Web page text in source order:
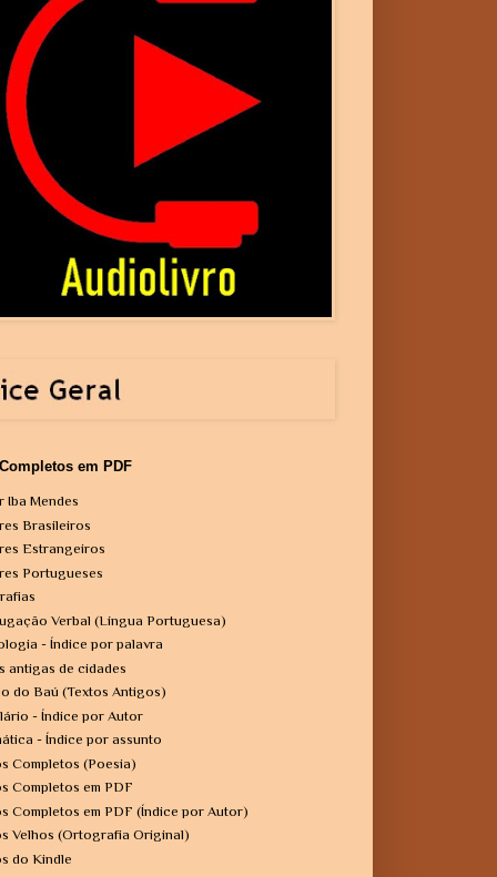
em PDF
Iba Mendes
Brasileiros
Estrangeiros
Portugueses
Verbal (Língua Portuguesa)
- Índice por palavra
antigas de cidades
do Baú (Textos Antigos)
- Índice por Autor
- Índice por assunto
Completos (Poesia)
Completos em PDF
Completos em PDF (Índice por Autor)
Velhos (Ortografia Original)
do Kindle